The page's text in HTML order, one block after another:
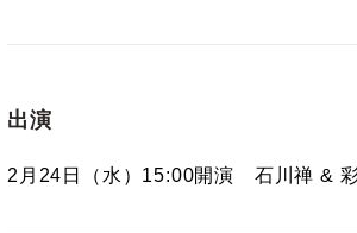
出演
2月24日（水）15:00開演 石川禅 &